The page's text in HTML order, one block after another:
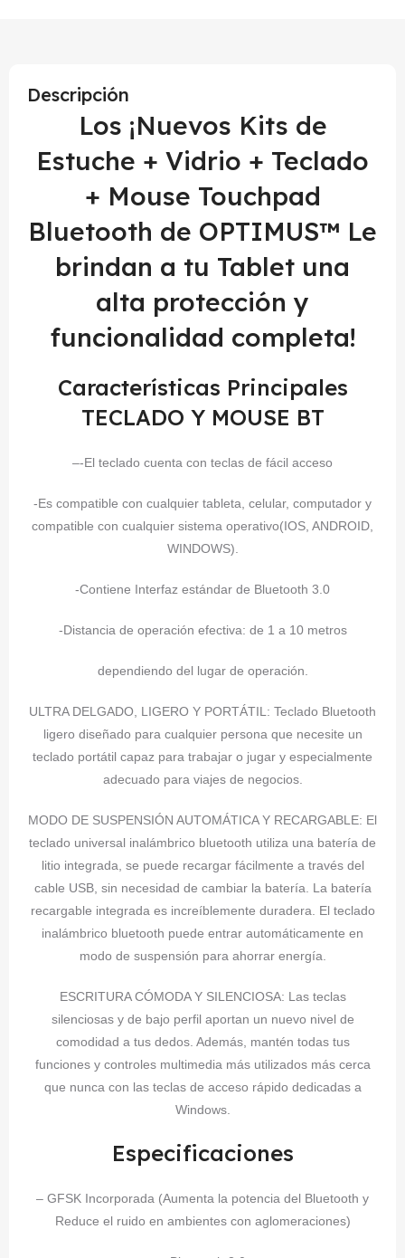
Descripción
Los ¡Nuevos Kits de
Estuche + Vidrio + Teclado
+ Mouse Touchpad
Bluetooth de OPTIMUS™ Le
brindan a tu Tablet una
alta protección y
funcionalidad completa!
Características Principales
TECLADO Y MOUSE BT
–-El teclado cuenta con teclas de fácil acceso
-Es compatible con cualquier tableta, celular, computador y
compatible con cualquier sistema operativo(IOS, ANDROID,
WINDOWS).
-Contiene Interfaz estándar de Bluetooth 3.0
-Distancia de operación efectiva: de 1 a 10 metros
dependiendo del lugar de operación.
ULTRA DELGADO, LIGERO Y PORTÁTIL: Teclado Bluetooth
ligero diseñado para cualquier persona que necesite un
teclado portátil capaz para trabajar o jugar y especialmente
adecuado para viajes de negocios.
MODO DE SUSPENSIÓN AUTOMÁTICA Y RECARGABLE: El
teclado universal inalámbrico bluetooth utiliza una batería de
litio integrada, se puede recargar fácilmente a través del
cable USB, sin necesidad de cambiar la batería. La batería
recargable integrada es increíblemente duradera. El teclado
inalámbrico bluetooth puede entrar automáticamente en
modo de suspensión para ahorrar energía.
ESCRITURA CÓMODA Y SILENCIOSA: Las teclas
silenciosas y de bajo perfil aportan un nuevo nivel de
comodidad a tus dedos. Además, mantén todas tus
funciones y controles multimedia más utilizados más cerca
que nunca con las teclas de acceso rápido dedicadas a
Windows.
Especificaciones
– GFSK Incorporada (Aumenta la potencia del Bluetooth y
Reduce el ruido en ambientes con aglomeraciones)